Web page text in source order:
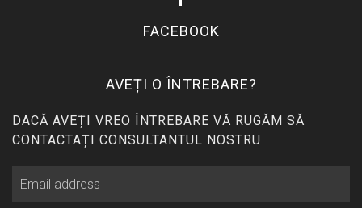
FACEBOOK
AVEȚI O ÎNTREBARE?
DACĂ AVEȚI VREO ÎNTREBARE VĂ RUGĂM SĂ
CONTACTAȚI CONSULTANTUL NOSTRU